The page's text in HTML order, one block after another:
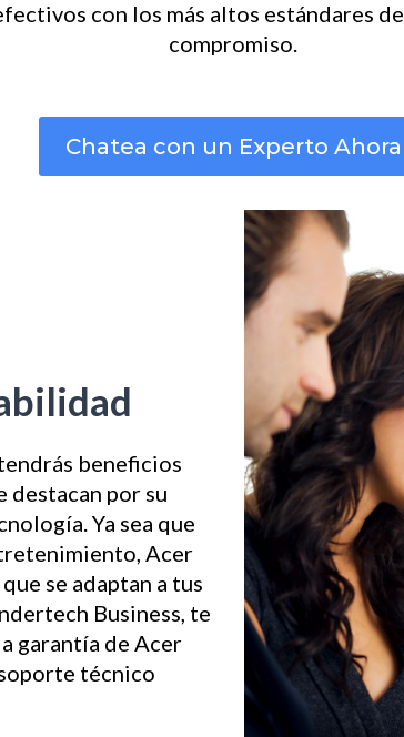
con los más altos estándares
compromiso.
Chatea con un Experto Ahora
beneficios
destacan por su
Ya sea que
Acer
se adaptan a tus
Business, te
garantía de Acer
técnico